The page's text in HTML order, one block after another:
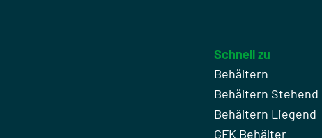
Schnell zu
Behältern
Behältern Stehend
Behältern Liegend
GFK Behälter